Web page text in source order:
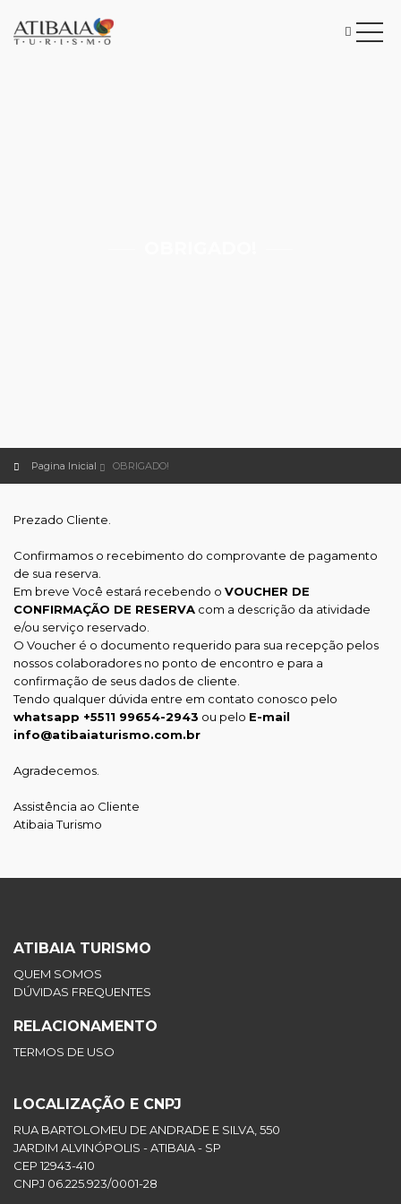
Pagina Inicial OBRIGADO!
Prezado Cliente.
Confirmamos o recebimento do comprovante de pagamento
de sua reserva.
Em breve Você estará recebendo o VOUCHER DE
CONFIRMAÇÃO DE RESERVA com a descrição da atividade
e/ou serviço reservado.
O Voucher é o documento requerido para sua recepção pelos
nossos colaboradores no ponto de encontro e para a
confirmação de seus dados de cliente.
Tendo qualquer dúvida entre em contato conosco pelo
whatsapp +5511 99654-2943 ou pelo E-mail
info@atibaiaturismo.com.br
Agradecemos.
Assistência ao Cliente
Atibaia Turismo
ATIBAIA TURISMO
QUEM SOMOS
DÚVIDAS FREQUENTES
RELACIONAMENTO
TERMOS DE USO
LOCALIZAÇÃO E CNPJ
RUA BARTOLOMEU DE ANDRADE E SILVA, 550
JARDIM ALVINÓPOLIS - ATIBAIA - SP
CEP 12943-410
CNPJ 06.225.923/0001-28